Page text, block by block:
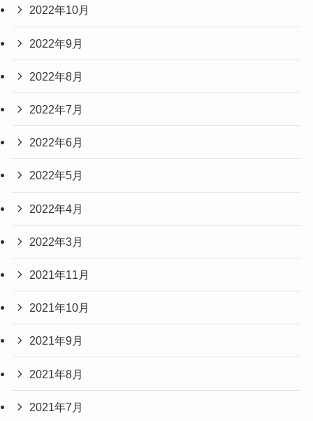
2022年10月
2022年9月
2022年8月
2022年7月
2022年6月
2022年5月
2022年4月
2022年3月
2021年11月
2021年10月
2021年9月
2021年8月
2021年7月